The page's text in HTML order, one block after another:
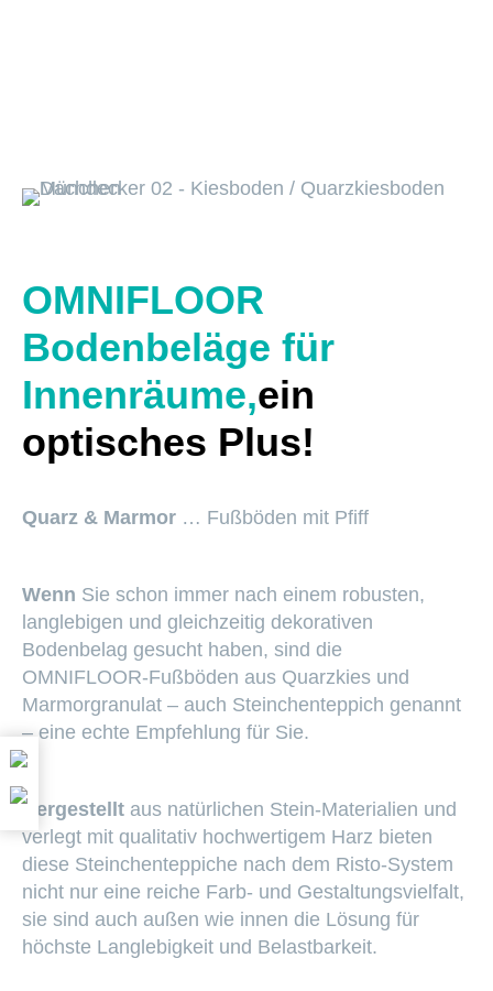
OMNIFLOOR
Bodenbeläge für
Innenräume,ein
optisches Plus!
Quarz & Marmor … Fußböden mit Pfiff
Wenn Sie schon immer nach einem robus­ten,
langlebigen und gleichzeitig dekorativen
Bodenbelag gesucht haben, sind die
OMNIFLOOR-Fußböden aus Quarzkies und
Marmorgranulat – auch Steinchenteppich genannt
– eine echte Empfehlung für Sie.
Hergestellt aus natürlichen Stein-Materialien und
verlegt mit qualitativ hochwertigem Harz bieten
diese Steinchenteppiche nach dem Risto-System
nicht nur eine reiche Farb- und Gestaltungsvielfalt,
sie sind auch außen wie innen die Lösung für
höchste Langlebigkeit und Belastbarkeit.